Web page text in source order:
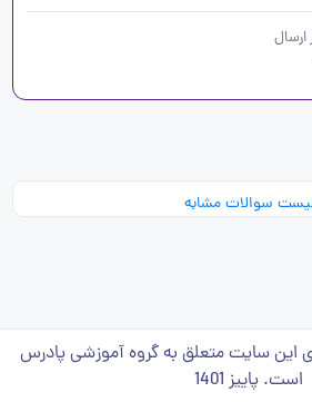
ارسال
سوالات مشابه
این سایت متعلق به گروه آموزشی پادرس
است. پاییز 1401